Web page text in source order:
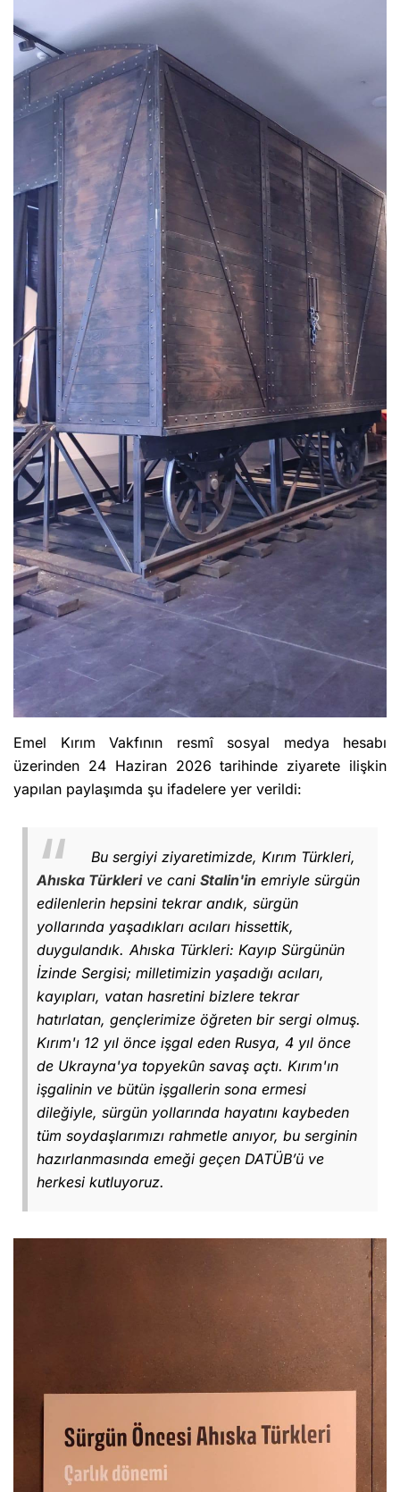
Emel Kırım Vakfının resmî sosyal medya hesabı
üzerinden 24 Haziran 2026 tarihinde ziyarete ilişkin
yapılan paylaşımda şu ifadelere yer verildi:
Bu sergiyi ziyaretimizde, Kırım Türkleri,
Ahıska Türklerive cani Stalin'in emriyle sürgün
edilenlerin hepsini tekrar andık, sürgün
yollarında yaşadıkları acıları hissettik,
duygulandık. Ahıska Türkleri: Kayıp Sürgünün
İzinde Sergisi; milletimizin yaşadığı acıları,
kayıpları, vatan hasretini bizlere tekrar
hatırlatan, gençlerimize öğreten bir sergi olmuş.
Kırım'ı 12 yıl önce işgal eden Rusya, 4 yıl önce
de Ukrayna'ya topyekûn savaş açtı. Kırım'ın
işgalinin ve bütün işgallerin sona ermesi
dileğiyle, sürgün yollarında hayatını kaybeden
tüm soydaşlarımızı rahmetle anıyor, bu serginin
hazırlanmasında emeği geçen DATÜB’ü ve
herkesi kutluyoruz.